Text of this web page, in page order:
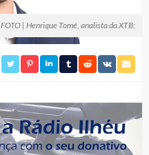
FOTO | Henrique Tomé, analista da XTB;